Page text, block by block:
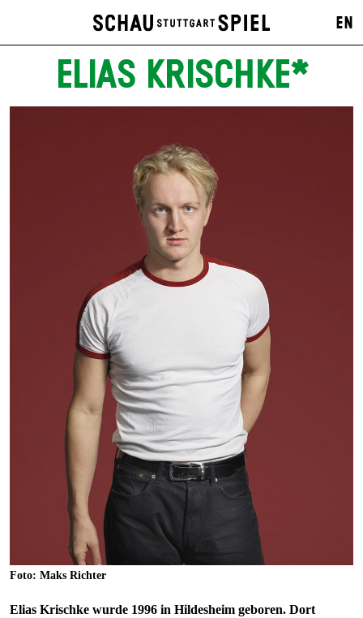
EN
ELIAS KRISCHKE*
Foto: Maks Richter
Elias Krischke wurde 1996 in Hildesheim geboren. Dort